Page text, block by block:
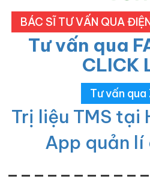
BÁC SĨ TƯ VẤN QUA
Tư vấn qua
CLICK
Tư vấn qua
Trị liệu TMS
App quản